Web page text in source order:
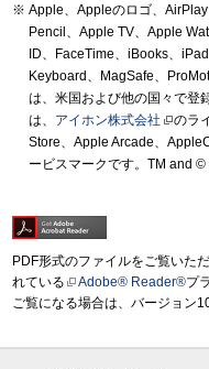
Apple、Appleのロゴ、
Pencil、Apple TV、Apple
ID、FaceTime、iBooks、
Keyboard、MagSafe、
は、米国および他の国々で登
は、 アイホン株式会社
のラ
Store、Apple Arcade、
ービスマークです。TM and
PDF形式のファイルをご覧いた
れている
Adobe® Reader®プ
ご覧になる場合は、バージョン